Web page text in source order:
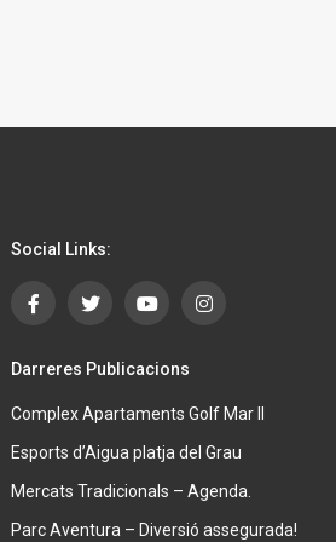
Social Links:
Darreres Publicacions
Complex Apartaments Golf Mar II
Esports d’Aigua platja del Grau
Mercats Tradicionals – Agenda.
Parc Aventura – Diversió assegurada!